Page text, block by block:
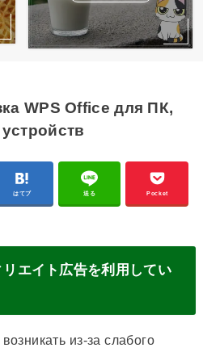
WPS Office для ПК,
はてブ 送る Pocket
エイト広告を利用してい
из-за слабого